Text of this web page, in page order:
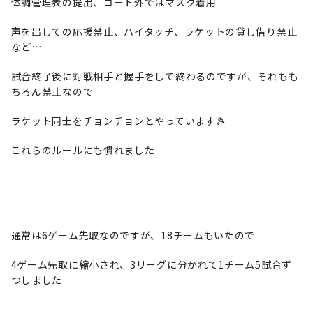
声を出しての応援禁止、ハイタッチ、ラケットの貸し借り禁止
など…
試合終了後に対戦相手と握手をして終わるのですが、それもも
ちろん禁止なので
ラケット同士をチョンチョンとやっています🎾
これらのルールにも慣れました
通常は6ゲーム先取なのですが、18チームもいたので
4ゲーム先取に縮小され、3リーグに分かれて1チーム5試合ず
つしました